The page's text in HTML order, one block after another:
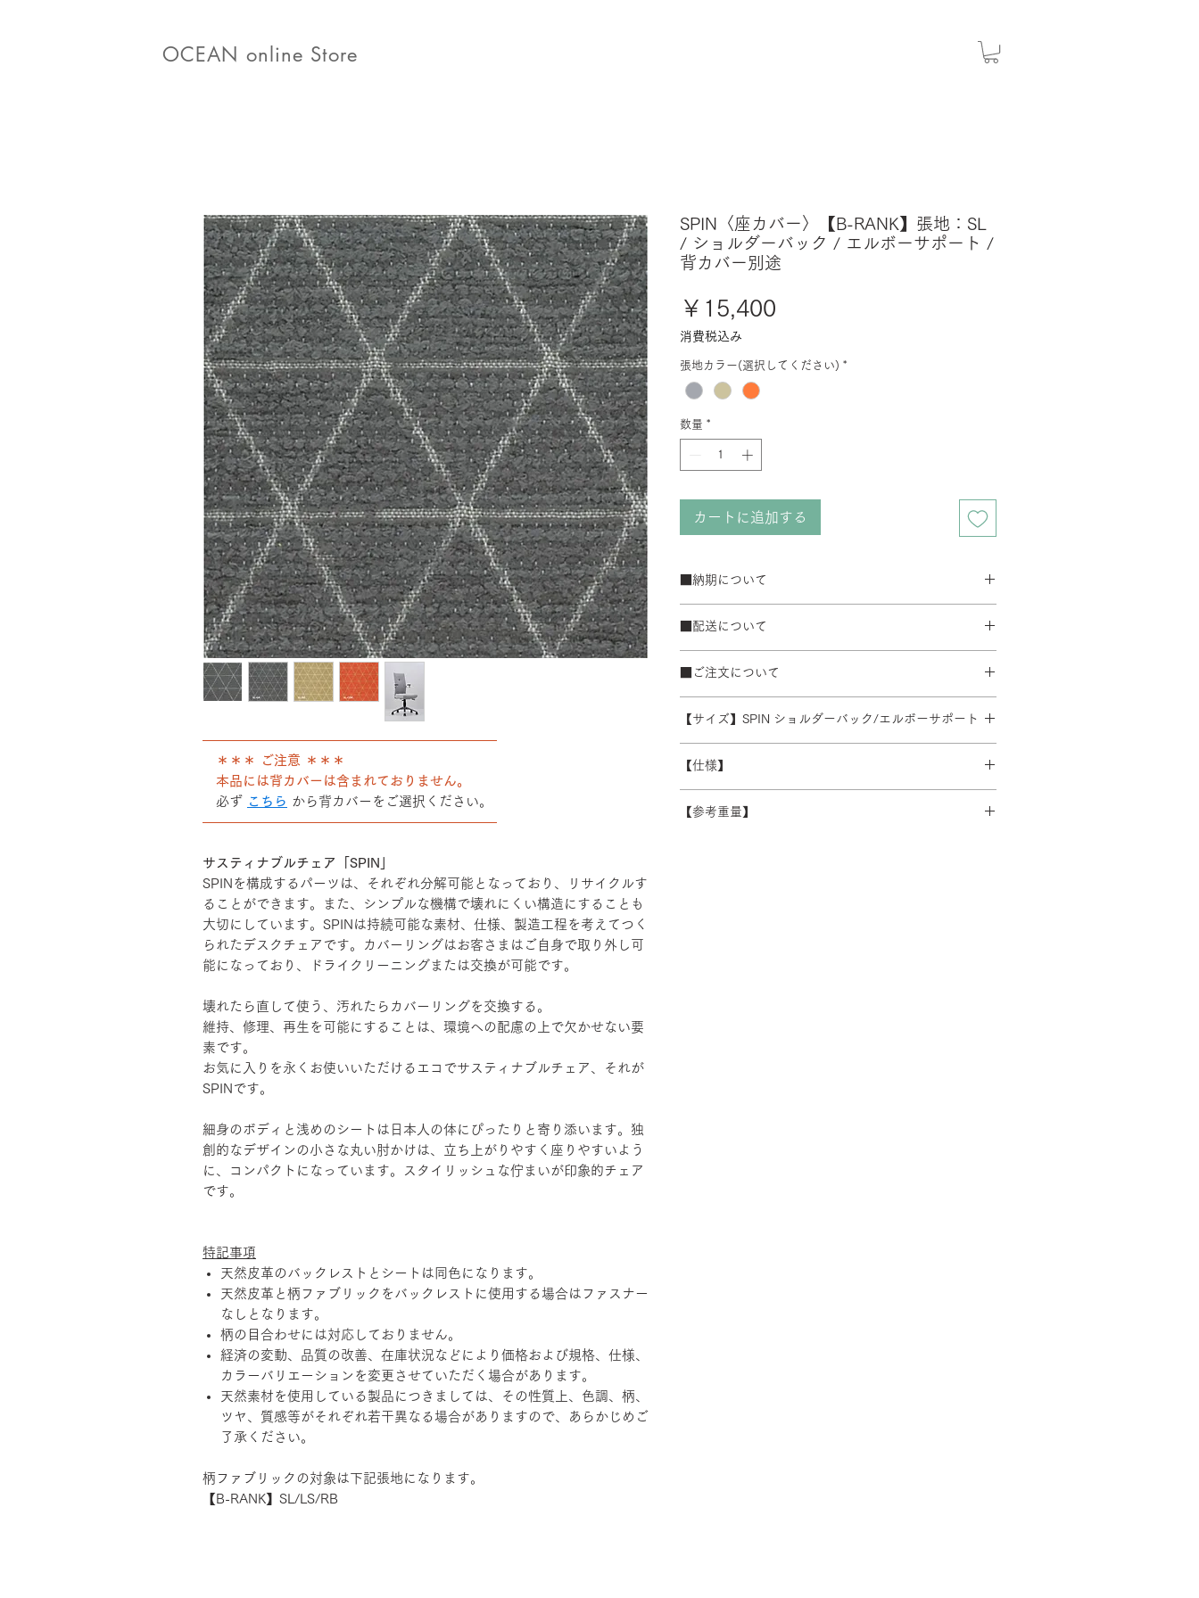
OCEAN online Store
――――――――――――――――――――――
＊＊＊ ご注意 ＊＊＊
本品には背カバーは含まれておりません。
必ず こちら から背カバーをご選択ください。
――――――――――――――――――――――
サスティナブルチェア「SPIN」
SPINを構成するパーツは、それぞれ分解可能となっており、リサイクルす
ることができます。また、シンプルな機構で壊れにくい構造にすることも
大切にしています。SPINは持続可能な素材、仕様、製造工程を考えてつく
られたデスクチェアです。カバーリングはお客さまはご自身で取り外し可
能になっており、ドライクリーニングまたは交換が可能です。
壊れたら直して使う、汚れたらカバーリングを交換する。
維持、修理、再生を可能にすることは、環境への配慮の上で欠かせない要
素です。
お気に入りを永くお使いいただけるエコでサスティナブルチェア、それが
SPINです。
細身のボディと浅めのシートは日本人の体にぴったりと寄り添います。独
創的なデザインの小さな丸い肘かけは、立ち上がりやすく座りやすいよう
に、コンパクトになっています。スタイリッシュな佇まいが印象的チェア
です。
特記事項
天然皮革のバックレストとシートは同色になります。
天然皮革と柄ファブリックをバックレストに使用する場合はファスナー
なしとなります。
柄の目合わせには対応しておりません。
経済の変動、品質の改善、在庫状況などにより価格および規格、仕様、
カラーバリエーションを変更させていただく場合があります。
天然素材を使用している製品につきましては、その性質上、色調、柄、
ツヤ、質感等がそれぞれ若干異なる場合がありますので、あらかじめご
了承ください。
柄ファブリックの対象は下記張地になります。
【B-RANK】SL/LS/RB
SPIN〈座カバー〉【B-RANK】張地：SL
/ ショルダーバック / エルボーサポート /
背カバー別途
￥15,400
消費税込み
張地カラー(選択してください) *
数量 *
カートに追加する
■納期について
ブラック粉体塗装ベース 3週間程度
50台以上の場合は要相談となります。在庫の有無によっ
て納期が変動することがあります。
■配送について
配送エリアによって料金が異なります。
※数量によって配送方法・配送料を変更することがあり
ます。 離島・一部地域等への配送は、送料のお見積りが
受注生産の為、配送日時については別途ご連絡いたしま
す。詳細なお時間帯のご指定や日曜・祝日の配送指定が
できない場合がございます。あらかじめご了承くださ
■ご注文について
ズ等)、キャンセルはお受けできませんので、ご注意くだ
さい。
【サイズ】SPIN ショルダーバック/エルボーサポート
【仕様】
シート：PP・モールドウレタン
【参考重量】